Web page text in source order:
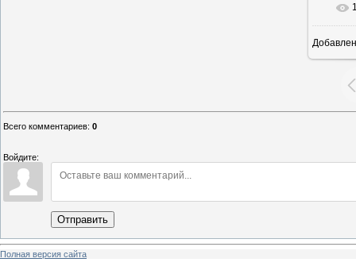
Всего комментариев: 0
Войдите:
Отправить
Полная версия сайта